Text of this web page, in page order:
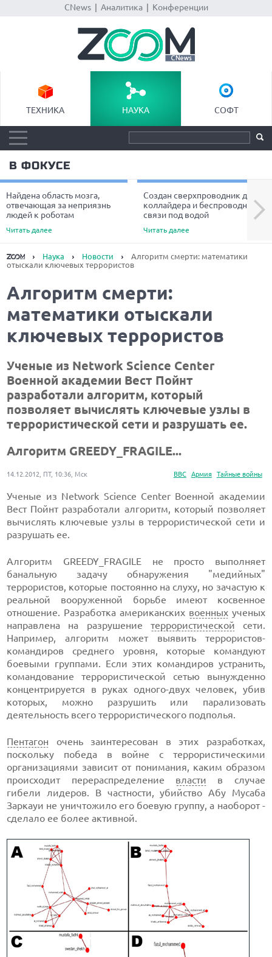
CNews| Аналитика| Конференции
ТЕХНИКА НАУКА СОФТ
В ФОКУСЕ
Найдена область мозга,
отвечающая за неприязнь
людей к роботам
Читать далее
Создан сверхпроводник для
коллайдера и беспроводной
связи под водой
Читать далее
Next
Наука Новости
Алгоритм смерти: математики
отыскали ключевых террористов
Алгоритм смерти:
математики отыскали
ключевых террористов
Ученые из Network Science Center
Военной академии Вест Пойнт
разработали алгоритм, который
позволяет вычислять ключевые узлы в
террористической сети и разрушать ее.
Алгоритм GREEDY_FRAGILE...
ВВС Армия Тайные войны
14.12.2012, ПТ, 10:36, Мск
Ученые из Network Science Center Военной академии
Вест Пойнт разработали алгоритм, который позволяет
вычислять ключевые узлы в террористической сети и
разрушать ее.
Алгоритм GREEDY_FRAGILE не просто выполняет
банальную задачу обнаружения "медийных"
террористов, которые постоянно на слуху, но зачастую к
реальной вооруженной борьбе имеют косвенное
отношение. Разработка американских военныхученых
направлена на разрушение террористической сети.
Например, алгоритм может выявить террористов-
командиров среднего уровня, которые командуют
боевыми группами. Если этих командиров устранить,
командование террористической сетью вынужденно
концентрируется в руках одного-двух человек, убив
которых, можно разрушить или парализовать
деятельность всего террористического подполья.
Пентагон очень заинтересован в этих разработках,
поскольку победа в войне с террористическими
организациями зависит от понимания, каким образом
происходит перераспределение власти в случае
гибели лидеров. В частности, убийство Абу Мусаба
Заркауи не уничтожило его боевую группу, а наоборот -
сделало ее более активной.